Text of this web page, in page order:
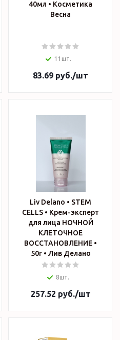
40мл • Косметика
Весна
11шт.
83.69 руб./шт
Liv Delano • STEM
CELLS • Крем-эксперт
для лица НОЧНОЙ
КЛЕТОЧНОЕ
ВОССТАНОВЛЕНИЕ •
50г • Лив Делано
8шт.
257.52 руб./шт